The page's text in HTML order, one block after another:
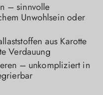
– sinnvolle
Unwohlsein oder
aus Karotte
Verdauung
– unkompliziert in